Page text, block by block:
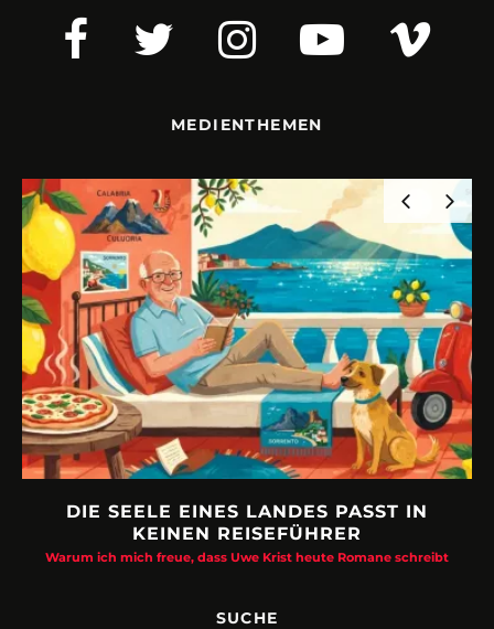
MEDIENTHEMEN
DIE SEELE EINES LANDES PASST IN
KEINEN REISEFÜHRER
Warum ich mich freue, dass Uwe Krist heute Romane schreibt
SUCHE